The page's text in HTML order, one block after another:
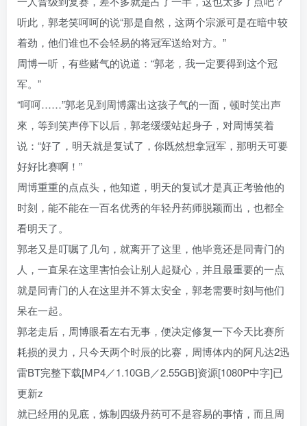
听此，郭老笑呵呵的说“那是自然，这两个宗派可是在暗中较
着劲，他们谁也不会轻易的将冠军送给对方。”
周博一听，有些赌气的说道：“郭老，我一定要得到这个冠
军。”
“呵呵……”郭老见到周博露出这孩子气的一面，顿时笑出声
來，等到笑声停下以后，郭老缓缓站起身子，对周博笑着
说：“好了，明天就是复试了，你既然想拿冠军，那明天可要
好好比赛啊！”
周博重重的点点头，他知道，明天的复试才是真正考验他的
时刻，能不能在一百名优秀的年轻丹药师脱颖而出，也都全
看明天了。
郭老又是叮嘱了几句，就离开了这里，他毕竟还是同青门的
人，一直呆在这里害怕会让别人起疑心，并且最重要的一点
就是同青门的人在这里并不算太安全，郭老需要时刻与他们
呆在一起。
郭老走后，周博眼看左右无事，便决定修复一下今天比赛所
耗损的灵力，只今天两个时辰的比赛，周博体内的阿凡达2迅
雷BT完整下载[MP4／1.10GB／2.55GB]资源[1080P中字]已
更新z
就已经用的见底，炼制四级丹药可不是容易的事情，而且周